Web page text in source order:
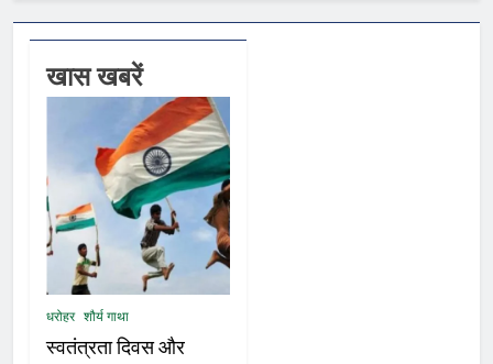
खास खबरें
धरोहर शौर्य गाथा
स्वतंत्रता दिवस और